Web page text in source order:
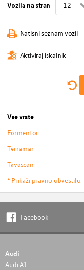
Vozila na stran
Natisni seznam vozil
Aktiviraj iskalnik
Vse vrste
Formentor
Terramar
Tavascan
* Prikaži pravno obvestilo
Facebook
Audi
Audi A1